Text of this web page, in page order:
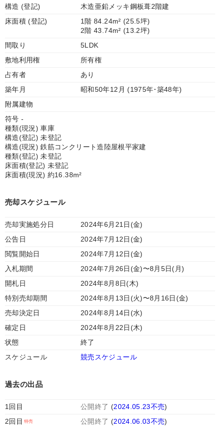
構造 (登記)
木造亜鉛メッキ鋼板葺2階建
床面積 (登記)
1階 84.24m² (25.5坪)
2階 43.74m² (13.2坪)
間取り
5LDK
敷地利用権
所有権
占有者
あり
築年月
昭和50年12月 (1975年･築48年)
附属建物
符号 -
種類(現況) 車庫
構造(登記) 未登記
構造(現況) 鉄筋コンクリート造陸屋根平家建
種類(登記) 未登記
床面積(登記) 未登記
床面積(現況) 約16.38m²
売却スケジュール
売却実施処分日
2024年6月21日(金)
公告日
2024年7月12日(金)
閲覧開始日
2024年7月12日(金)
入札期間
2024年7月26日(金)〜8月5日(月)
開札日
2024年8月8日(木)
特別売却期間
2024年8月13日(火)〜8月16日(金)
売却決定日
2024年8月14日(水)
確定日
2024年8月22日(木)
状態
終了
スケジュール
競売スケジュール
過去の出品
1回目 公開終了 (2024.05.23不売)
2回目
公開終了 (2024.06.03不売)